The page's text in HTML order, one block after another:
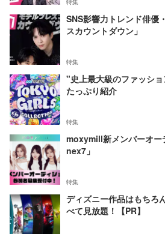
SNS影響力トレンド俳優
スカウントダウン」
特集
"史上最大級のファッシ
たっぷり紹介
特集
moxymill新メンバーオ
nex7」
特集
ディズニー作品はもちろ
べて見放題！【PR】